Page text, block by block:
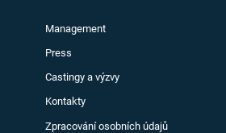
Management
Press
Castingy a výzvy
Kontakty
Zpracování osobních údajů